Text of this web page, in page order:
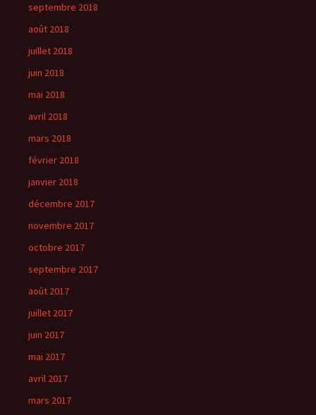
septembre 2018
août 2018
juillet 2018
juin 2018
mai 2018
avril 2018
mars 2018
février 2018
janvier 2018
décembre 2017
novembre 2017
octobre 2017
septembre 2017
août 2017
juillet 2017
juin 2017
mai 2017
avril 2017
mars 2017